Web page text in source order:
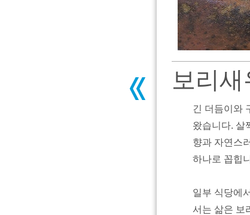
보리
긴 더듬이와
왔습니다. 살
향과 자연스
하나로 꼽힙
일부 식당에
서는 삶은 보